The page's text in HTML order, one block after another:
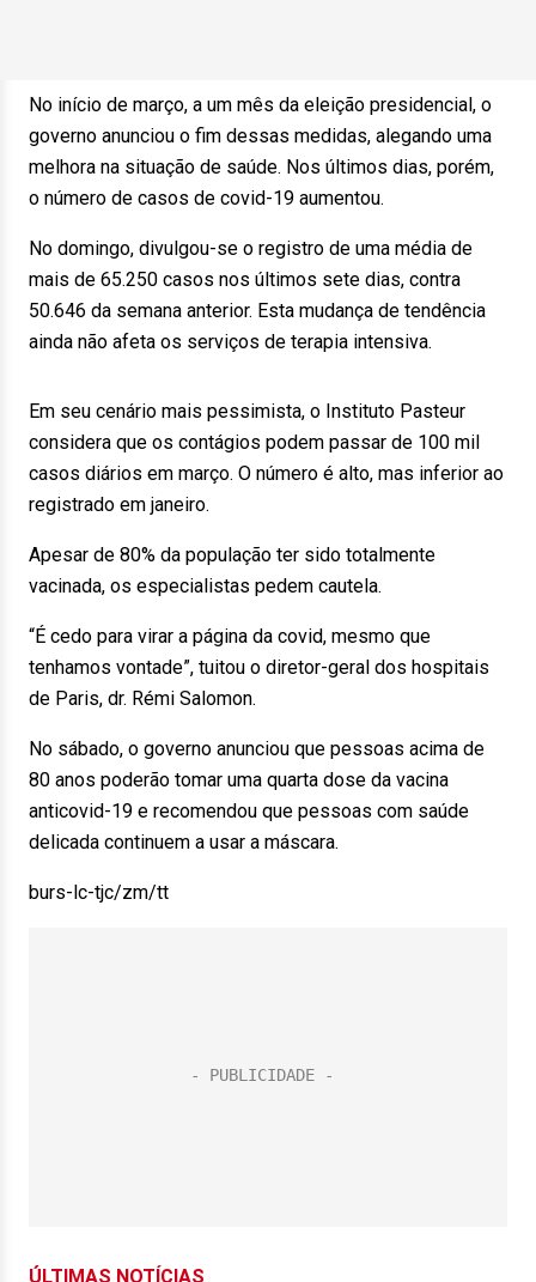
No início de março, a um mês da eleição presidencial, o
governo anunciou o fim dessas medidas, alegando uma
melhora na situação de saúde. Nos últimos dias, porém,
o número de casos de covid-19 aumentou.
No domingo, divulgou-se o registro de uma média de
mais de 65.250 casos nos últimos sete dias, contra
50.646 da semana anterior. Esta mudança de tendência
ainda não afeta os serviços de terapia intensiva.
Em seu cenário mais pessimista, o Instituto Pasteur
considera que os contágios podem passar de 100 mil
casos diários em março. O número é alto, mas inferior ao
registrado em janeiro.
Apesar de 80% da população ter sido totalmente
vacinada, os especialistas pedem cautela.
“É cedo para virar a página da covid, mesmo que
tenhamos vontade”, tuitou o diretor-geral dos hospitais
de Paris, dr. Rémi Salomon.
No sábado, o governo anunciou que pessoas acima de
80 anos poderão tomar uma quarta dose da vacina
anticovid-19 e recomendou que pessoas com saúde
delicada continuem a usar a máscara.
burs-lc-tjc/zm/tt